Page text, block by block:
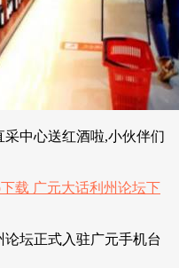
中心送红酒啦,小伙伴们
坛正式入驻广元手机台